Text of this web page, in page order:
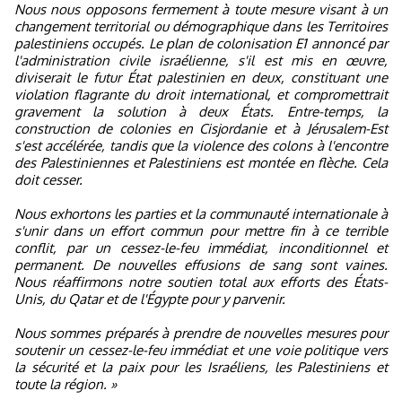
Nous nous opposons fermement à toute mesure visant à un
changement territorial ou démographique dans les Territoires
palestiniens occupés. Le plan de colonisation E1 annoncé par
l'administration civile israélienne, s'il est mis en œuvre,
diviserait le futur État palestinien en deux, constituant une
violation flagrante du droit international, et compromettrait
gravement la solution à deux États. Entre-temps, la
construction de colonies en Cisjordanie et à Jérusalem-Est
s'est accélérée, tandis que la violence des colons à l'encontre
des Palestiniennes et Palestiniens est montée en flèche. Cela
doit cesser.
Nous exhortons les parties et la communauté internationale à
s'unir dans un effort commun pour mettre fin à ce terrible
conflit, par un cessez-le-feu immédiat, inconditionnel et
permanent. De nouvelles effusions de sang sont vaines.
Nous réaffirmons notre soutien total aux efforts des États-
Unis, du Qatar et de l'Égypte pour y parvenir.
Nous sommes préparés à prendre de nouvelles mesures pour
soutenir un cessez-le-feu immédiat et une voie politique vers
la sécurité et la paix pour les Israéliens, les Palestiniens et
toute la région. »